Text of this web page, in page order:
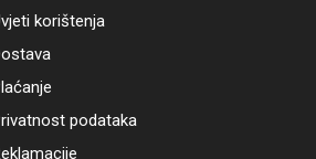
korištenja
podataka